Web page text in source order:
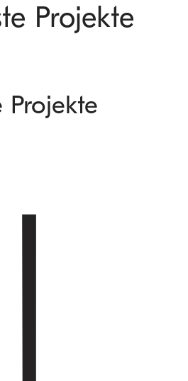
Projekte
Projekte